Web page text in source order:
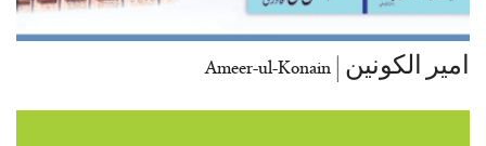
امیر الکونین | Ameer-ul-Konain